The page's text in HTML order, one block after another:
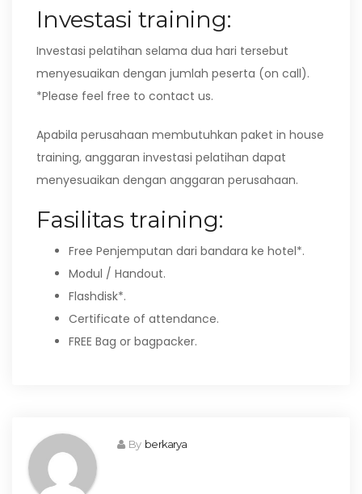
Investasi training:
Investasi pelatihan selama dua hari tersebut
menyesuaikan dengan jumlah peserta (on call).
*Please feel free to contact us.
Apabila perusahaan membutuhkan paket in house
training, anggaran investasi pelatihan dapat
menyesuaikan dengan anggaran perusahaan.
Fasilitas training:
Free Penjemputan dari bandara ke hotel*.
Modul / Handout.
Flashdisk*.
Certificate of attendance.
FREE Bag or bagpacker.
By berkarya